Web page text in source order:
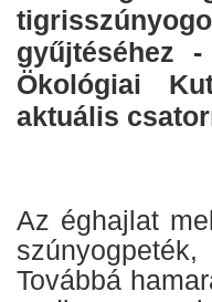
gyűjtéséhez
Ökológiai
aktuális
Az éghajlat
Továbbá